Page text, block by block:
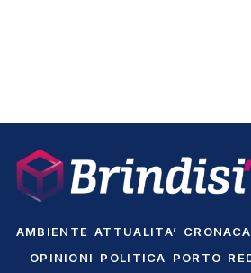
AMBIENTE ATTUALITA’ CRONACA
OPINIONI
POLITICA PORTO